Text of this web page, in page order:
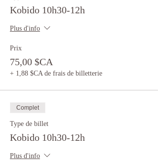
Kobido 10h30-12h
Plus d'info
Prix
75,00 $CA
+ 1,88 $CA de frais de billetterie
Complet
Type de billet
Kobido 10h30-12h
Plus d'info